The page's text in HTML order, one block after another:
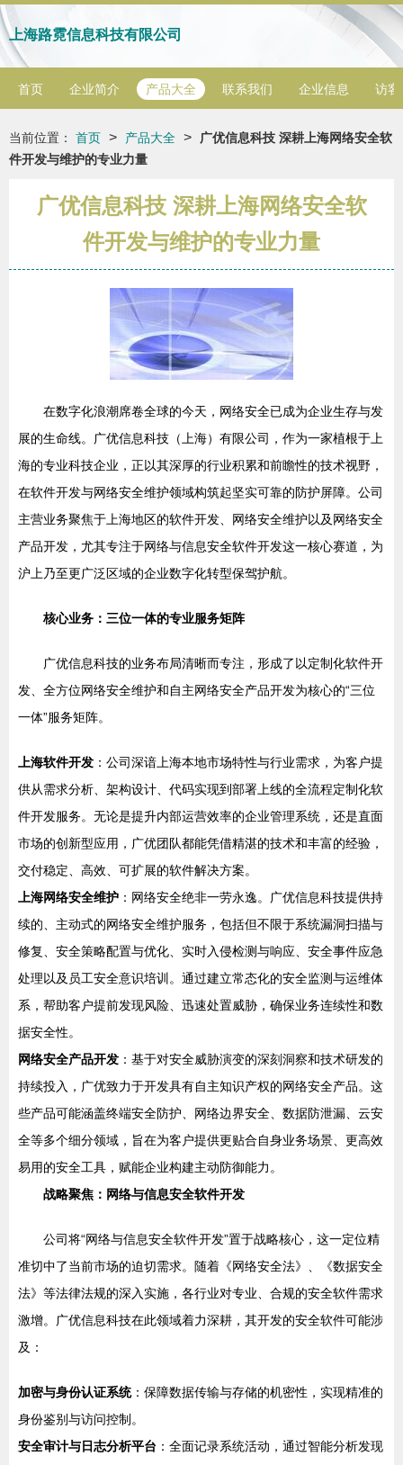
上海路霓信息科技有限公司
首页 企业简介 产品大全 联系我们 企业信息 访客
当前位置： 首页 > 产品大全 >
广优信息科技 深耕上海网络安全软
件开发与维护的专业力量
广优信息科技 深耕上海网络安全软
件开发与维护的专业力量
在数字化浪潮席卷全球的今天，网络安全已成为企业生存与发
展的生命线。广优信息科技（上海）有限公司，作为一家植根于上
海的专业科技企业，正以其深厚的行业积累和前瞻性的技术视野，
在软件开发与网络安全维护领域构筑起坚实可靠的防护屏障。公司
主营业务聚焦于上海地区的软件开发、网络安全维护以及网络安全
产品开发，尤其专注于网络与信息安全软件开发这一核心赛道，为
沪上乃至更广泛区域的企业数字化转型保驾护航。
核心业务：三位一体的专业服务矩阵
广优信息科技的业务布局清晰而专注，形成了以定制化软件开
发、全方位网络安全维护和自主网络安全产品开发为核心的“三位
一体”服务矩阵。
上海软件开发 ：公司深谙上海本地市场特性与行业需求，为客户提
供从需求分析、架构设计、代码实现到部署上线的全流程定制化软
件开发服务。无论是提升内部运营效率的企业管理系统，还是直面
市场的创新型应用，广优团队都能凭借精湛的技术和丰富的经验，
交付稳定、高效、可扩展的软件解决方案。
上海网络安全维护 ：网络安全绝非一劳永逸。广优信息科技提供持
续的、主动式的网络安全维护服务，包括但不限于系统漏洞扫描与
修复、安全策略配置与优化、实时入侵检测与响应、安全事件应急
处理以及员工安全意识培训。通过建立常态化的安全监测与运维体
系，帮助客户提前发现风险、迅速处置威胁，确保业务连续性和数
据安全性。
网络安全产品开发 ：基于对安全威胁演变的深刻洞察和技术研发的
持续投入，广优致力于开发具有自主知识产权的网络安全产品。这
些产品可能涵盖终端安全防护、网络边界安全、数据防泄漏、云安
全等多个细分领域，旨在为客户提供更贴合自身业务场景、更高效
易用的安全工具，赋能企业构建主动防御能力。
战略聚焦：网络与信息安全软件开发
公司将“网络与信息安全软件开发”置于战略核心，这一定位精
准切中了当前市场的迫切需求。随着《网络安全法》、《数据安全
法》等法律法规的深入实施，各行业对专业、合规的安全软件需求
激增。广优信息科技在此领域着力深耕，其开发的安全软件可能涉
及：
加密与身份认证系统：保障数据传输与存储的机密性，实现精准的
身份鉴别与访问控制。
安全审计与日志分析平台 ：全面记录系统活动，通过智能分析发现